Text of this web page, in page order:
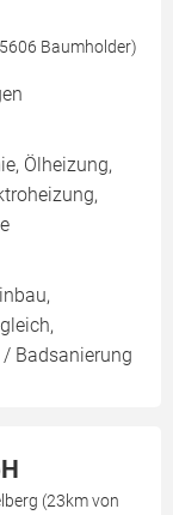
Baumholder)
Ölheizung,
Badsanierung
(23km von